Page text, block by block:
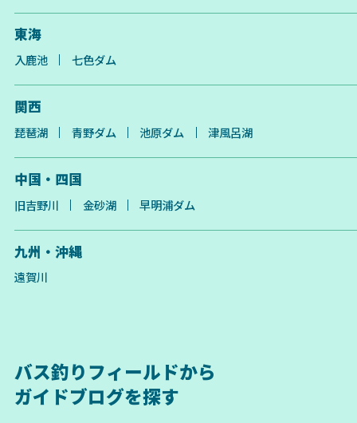
東海
入鹿池 七色ダム
関西
琵琶湖 青野ダム 池原ダム 津風呂湖
中国・四国
旧吉野川 金砂湖 早明浦ダム
九州・沖縄
遠賀川
バス釣りフィールドから
ガイドブログを探す